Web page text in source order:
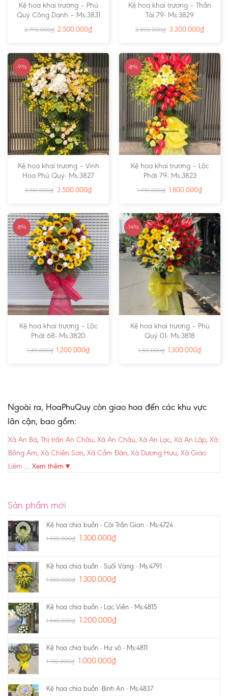
Kệ hoa khai trương – Phú
Quý Công Danh – Ms:3831
2.790.000₫ 2.500.000₫
Kệ hoa khai trương – Thần
Tài 79- Ms:3829
3.590.000₫ 3.300.000₫
-9%
Kệ hoa khai trương – Vinh
Hoa Phú Quý- Ms:3827
3.851.000₫ 3.500.000₫
-8%
Kệ hoa khai trương – Lộc
Phát 79- Ms:3823
1.951.000₫ 1.800.000₫
-8%
Kệ hoa khai trương – Lộc
Phát 68- Ms:3820
1.311.000₫ 1.200.000₫
-14%
Kệ hoa khai trương – Phú
Quý 01- Ms:3818
1.511.000₫ 1.300.000₫
Ngoài ra, HoaPhuQuy còn giao hoa đến các khu vực
lân cận, bao gồm:
Xã An Bá, Thị trấn An Châu, Xã An Châu, Xã An Lạc, Xã An Lập, Xã
Bồng Am, Xã Chiên Sơn, Xã Cẩm Đàn, Xã Dương Hưu, Xã Giáo
Liêm … Xem thêm ▾.
Sản phẩm mới
Kệ hoa chia buồn - Cõi Trần Gian - Ms:4724
1.550.000₫ 1.300.000₫
Kệ hoa chia buồn - Suối Vàng - Ms:4791
1.550.000₫ 1.300.000₫
Kệ hoa chia buồn - Lạc Viên - Ms:4815
1.540.000₫ 1.200.000₫
Kệ hoa chia buồn - Hư vô - Ms:4811
1.150.000₫ 1.000.000₫
Kệ hoa chia buồn -Bình An - Ms:4837